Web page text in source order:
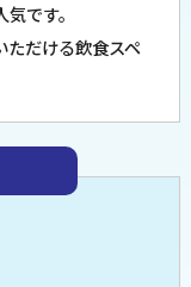
です。
ただける飲食スペ